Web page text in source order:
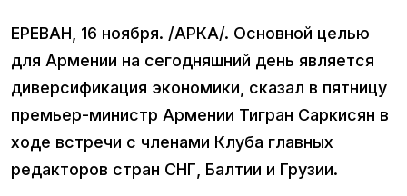
ЕРЕВАН, 16 ноября. /АРКА/. Основной целью
для Армении на сегодняшний день является
диверсификация экономики, сказал в пятницу
премьер-министр Армении Тигран Саркисян в
ходе встречи с членами Клуба главных
редакторов стран СНГ, Балтии и Грузии.